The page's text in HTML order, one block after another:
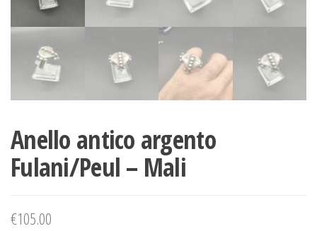
Anello antico argento
Fulani/Peul – Mali
€105.00